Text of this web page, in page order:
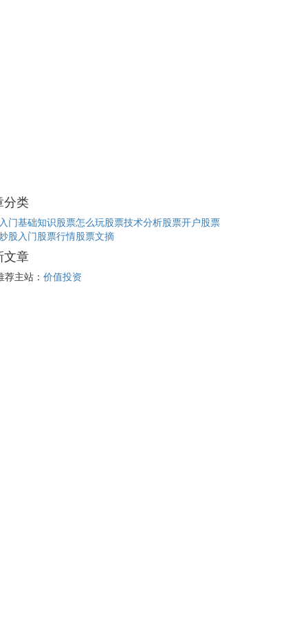
分类
门基础知识股票怎么玩股票技术分析股票开户股票
股入门股票行情股票文摘
文章
主站： 价值投资